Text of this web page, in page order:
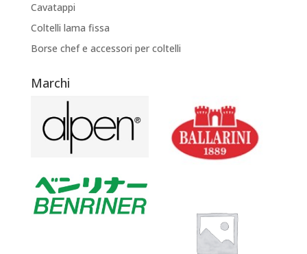
Cavatappi
Coltelli lama fissa
Borse chef e accessori per coltelli
Marchi